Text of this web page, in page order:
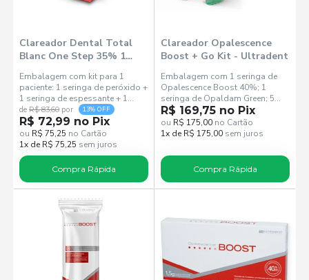
Clareador Dental Total
Blanc One Step 35% 1
Embalagem com kit para 1
paciente: 1 seringa de peróxido +
1 seringa de espessante + 1
ponta aplicadora transparente +
1 conector.
deR$ 83,60 por 13% OFF
R$ 72,99 no Pix
ou R$ 75,25 no Cartão
1x de R$ 75,25 sem juros
Compra Rápida
Clareador Opalescence
Boost + Go Kit - Ultradent
Embalagem com 1 seringa de
Opalescence Boost 40%; 1
seringa de Opaldam Green; 5
moldeiras superiores e inferiores
pré-carregadas
R$ 169,75 no Pix
ou R$ 175,00 no Cartão
1x de R$ 175,00 sem juros
Compra Rápida